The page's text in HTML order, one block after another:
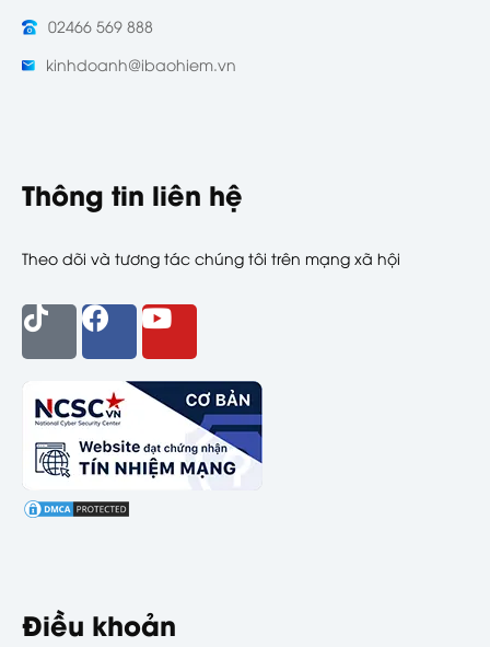
02466 569 888
kinhdoanh@ibaohiem.vn
Thông tin liên hệ
Theo dõi và tương tác chúng tôi trên mạng xã hội
Điều khoản